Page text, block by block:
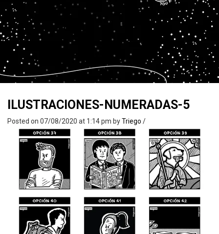
ILUSTRACIONES-NUMERADAS-5
Posted on 07/08/2020 at 1:14 pm byTriego /